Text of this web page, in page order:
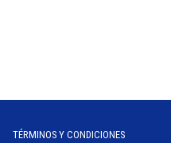
TÉRMINOS Y CONDICIONES